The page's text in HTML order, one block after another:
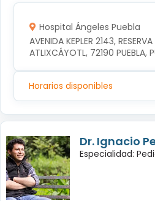
Hospital Ángeles Puebla
AVENIDA KEPLER 2143,
ATLIXCÁYOTL, 72190 PUEBLA,
Horarios disponibles
Dr. Ignacio
Especialidad: